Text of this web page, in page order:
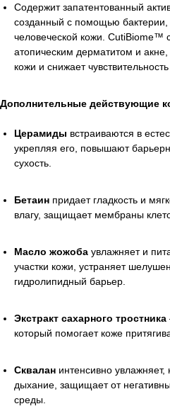
Содержит запатентованный
созданный с помощью
человеческой кожи. CutiBiome™
атопическим дерматитом и
кожи и снижает
Дополнительные действующие
Церамиды встраиваются в
укрепляя его, повышают
сухость.
Бетаин придает гладкость и
влагу, защищает мембраны
Масло жожоба увлажняет и
участки кожи, устраняет
гидролипидный барьер.
Экстракт сахарного тростника
который помогает коже
Сквалан интенсивно
дыхание, защищает от
среды.